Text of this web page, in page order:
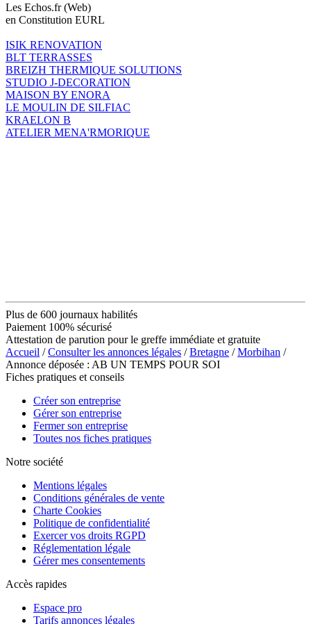
Les Echos.fr (Web)
en Constitution EURL
ISIK RENOVATION
BLT TERRASSES
BREIZH THERMIQUE SOLUTIONS
STUDIO J-DECORATION
MAISON BY ENORA
LE MOULIN DE SILFIAC
KRAELON B
ATELIER MENA'RMORIQUE
Plus de 600 journaux habilités
Paiement 100% sécurisé
Attestation de parution pour le greffe immédiate et gratuite
Accueil /Consulter les annonces légales /Bretagne /Morbihan /
Annonce déposée : AB UN TEMPS POUR SOI
Fiches pratiques et conseils
Créer son entreprise
Gérer son entreprise
Fermer son entreprise
Toutes nos fiches pratiques
Notre société
Mentions légales
Conditions générales de vente
Charte Cookies
Politique de confidentialité
Exercer vos droits RGPD
Réglementation légale
Gérer mes consentements
Accès rapides
Espace pro
Tarifs annonces légales